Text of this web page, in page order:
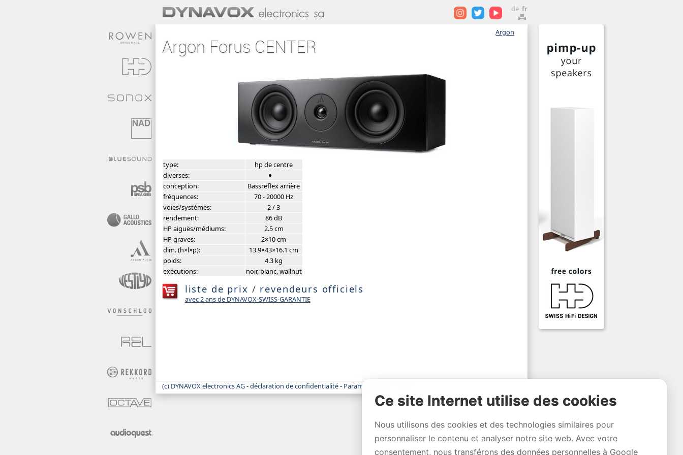
de fr
Argon
Argon Forus CENTER
type:
hp de centre
diverses:
conception:
Bassreflex arrière
fréquences:
70 - 20000 Hz
voies/systèmes:
2 / 3
rendement:
86 dB
HP aiguës/médiums:
2.5 cm
HP graves:
2×10 cm
dim. (h×l×p):
13.9×43×16.1 cm
poids:
4.3 kg
exécutions:
noir, blanc, wallnut
liste de prix / revendeurs officiels
avec 2 ans de DYNAVOX-SWISS-GARANTIE
(c) DYNAVOX electronics AG-déclaration de confidentialité- Paramètres des cookies
Ce site Internet utilise des cookies
Nous utilisons des cookies et des technologies similaires pour
personnaliser le contenu et analyser notre site web. Avec votre
consentement, nous transférons des données personnelles à Google